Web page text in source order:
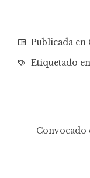
Publicada en
Etiquetado en
Convocado